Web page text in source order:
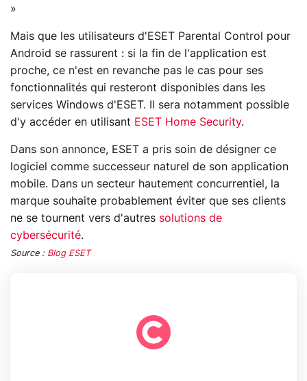
»
Mais que les utilisateurs d'ESET Parental Control pour
Android se rassurent : si la fin de l'application est
proche, ce n'est en revanche pas le cas pour ses
fonctionnalités qui resteront disponibles dans les
services Windows d'ESET. Il sera notamment possible
d'y accéder en utilisant ESET Home Security.
Dans son annonce, ESET a pris soin de désigner ce
logiciel comme successeur naturel de son application
mobile. Dans un secteur hautement concurrentiel, la
marque souhaite probablement éviter que ses clients
ne se tournent vers d'autres solutions de
cybersécurité.
Source : Blog ESET